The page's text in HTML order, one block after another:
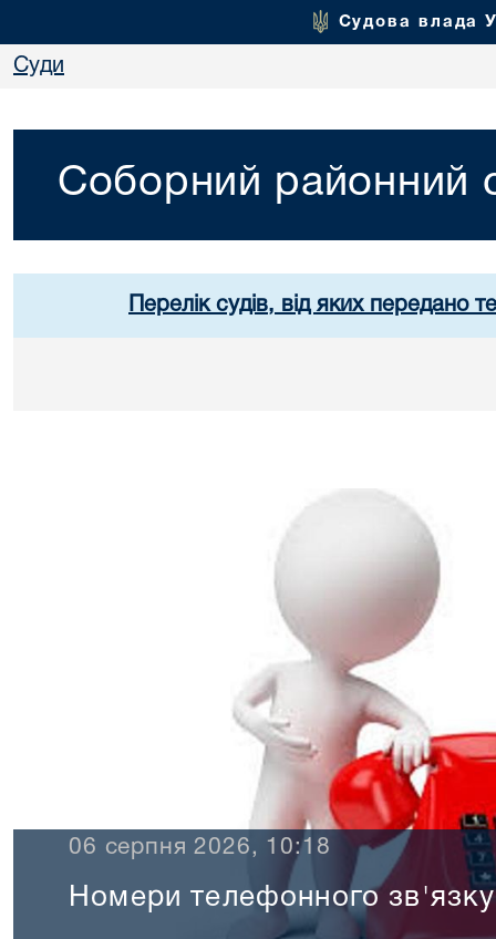
Судова влада
Суди
Соборний районний
Перелік судів, від яких передано
06 серпня 2026, 10:18
Номери телефонного